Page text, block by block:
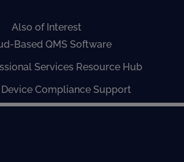
Also of Interest
Based QMS Software
Services Resource Hub
Compliance Support